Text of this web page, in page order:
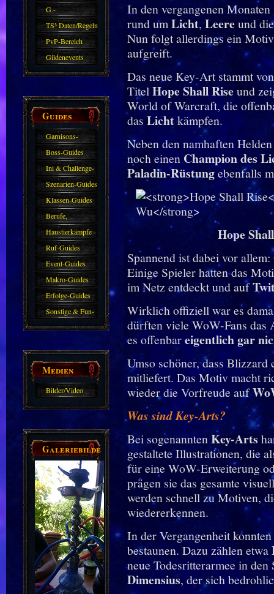
G.-
Sparkasse/Goldleihen
TS³ Daten/Regeln
PvP-Bereich
Gildenevents
Guides
Garnisons-
Guides
Boss-Guides
Ini & Challenge-
Guides
Szenarien-Guides
Klassen-Guides
Berufe,
Farmkarten und
Haustiere
Haustierkämpfe -
Guide
Ruf-Guides
Event-Guides
Makro-Guides
Erfolge-Guides
Sonstige & Fun-
Guides
Medien
Bilder/Video
Galeriebilder
In den vergangenen
rund umLicht,Leereund
Nun folgt allerdings ein
aufgreift.
Das neue Key-Art stammt
TitelHope Shall Riseund
World of Warcraft, die
das Lichtkämpfen.
Neben den namhaften
noch einen Champion des
Paladin-Rüstungebenfalls
Hope
Spannend ist dabei vor
Einige Spieler hatten das
im Netz entdeckt und auf
Wirklich offiziell war es
dürften viele WoW-Fans das
es offenbareigentlich gar
Umso schöner, dass
mitliefert. Das Motiv macht
wieder die Vorfreude auf
Was sind Key-Arts?
Bei sogenanntenKey-Arts
gestaltete Illustrationen, die
für eine WoW-Erweiterung
prägen sie das gesamte
werden schnell zu Motiven,
wiedererkennen.
In der Vergangenheit
bestaunen. Dazu zählen etwa
neue Todesritterarmee in
Dimensius, der sich